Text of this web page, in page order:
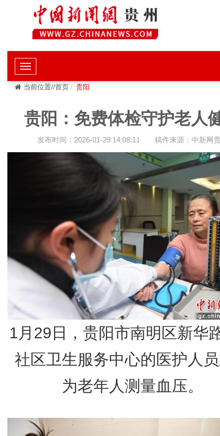
当前位置//首页 贵阳
贵阳：免费体检守护老人
发布时间：2026-01-29 14:08:11 稿件来源：中新网
1月29日，贵阳市南明区新华
社区卫生服务中心的医护人
为老年人测量血压。